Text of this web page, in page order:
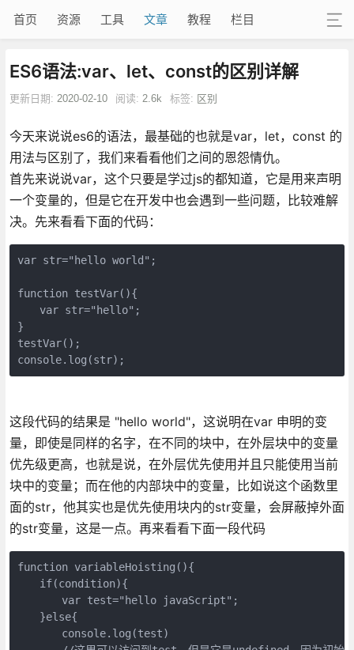
首页 资源 工具 文章 教程 栏目
ES6语法:var、let、const的区别详解
更新日期: 2020-02-10 阅读: 2.6k 标签: 区别
今天来说说es6的语法，最基础的也就是var，let，const 的
用法与区别了，我们来看看他们之间的恩怨情仇。
首先来说说var，这个只要是学过js的都知道，它是用来声明
一个变量的，但是它在开发中也会遇到一些问题，比较难解
决。先来看看下面的代码：
var str="hello world";
function testVar(){
var str="hello";
}
testVar();
console.log(str);
这段代码的结果是 "hello world"，这说明在var 申明的变
量，即使是同样的名字，在不同的块中，在外层块中的变量
优先级更高，也就是说，在外层优先使用并且只能使用当前
块中的变量；而在他的内部块中的变量，比如说这个函数里
面的str，他其实也是优先使用块内的str变量，会屏蔽掉外面
的str变量，这是一点。再来看看下面一段代码
function variableHoisting(){
if(condition){
var test="hello javaScript";
}else{
console.log(test)